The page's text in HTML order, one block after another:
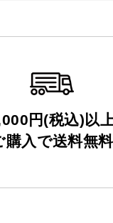
円(税込)以
購入で送料無料